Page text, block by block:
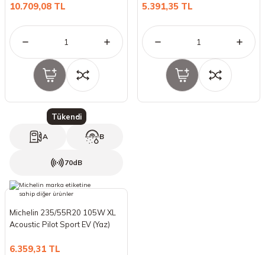
10.709,08 TL 5.391,35 TL
Tükendi
A B
70dB
Michelin 235/55R20 105W XL
Acoustic Pilot Sport EV (Yaz)
6.359,31 TL